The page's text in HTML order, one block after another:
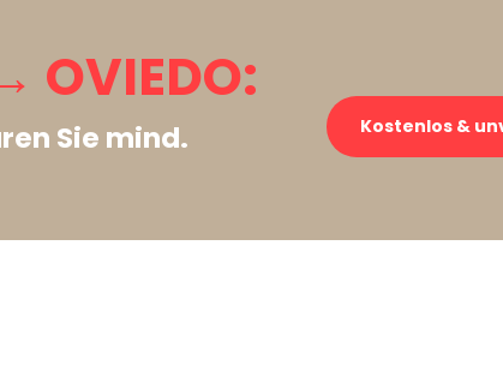
OVIEDO:
Sie mind.
Kostenlos &